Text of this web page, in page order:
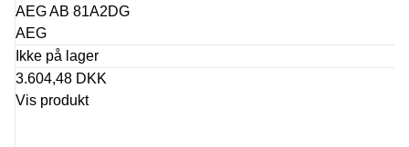
AEG AB 81A2DG
AEG
Ikke på lager
3.604,48 DKK
Vis produkt